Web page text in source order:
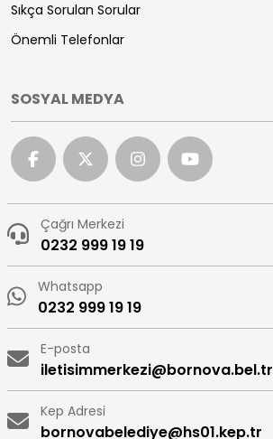
Sıkça Sorulan Sorular
Önemli Telefonlar
SOSYAL MEDYA
Çağrı Merkezi
0232 999 19 19
Whatsapp
0232 999 19 19
E-posta
iletisimmerkezi@bornova.bel.tr
Kep Adresi
bornovabelediye@hs01.kep.tr